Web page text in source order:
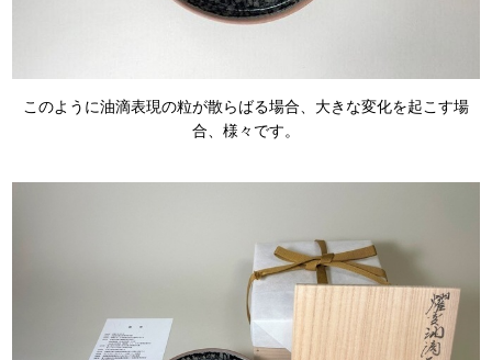
このように油滴表現の粒が散らばる場合、大きな変化を起こす場
合、様々です。